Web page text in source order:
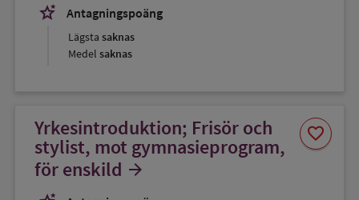
stars_2
Antagningspoäng
Lägsta saknas
Medel saknas
Yrkesintroduktion; Frisör och
stylist, mot gymnasieprogram,
för enskild arrow_forward
favorite
Spara
som